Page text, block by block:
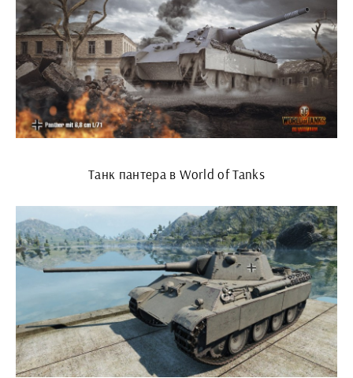
Танк пантера в World of Tanks